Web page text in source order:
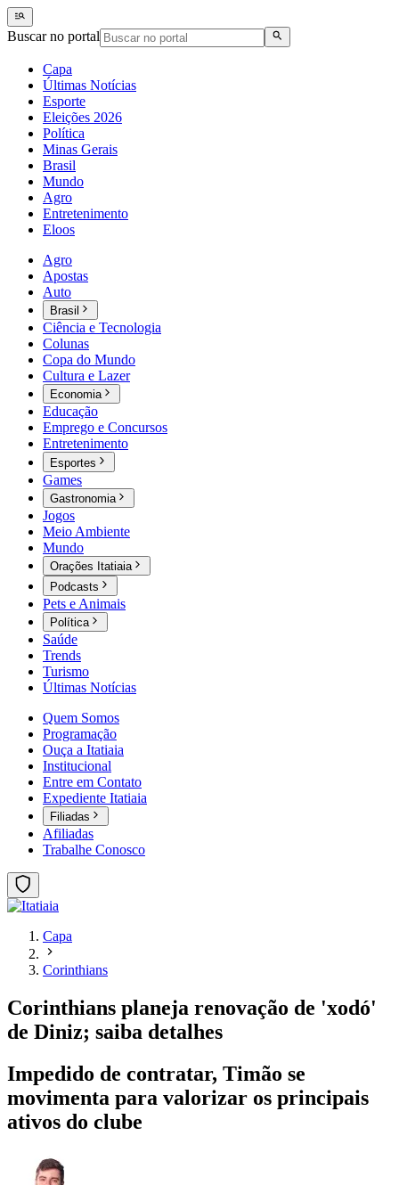
Buscar no portal
Capa
Últimas Notícias
Esporte
Eleições 2026
Política
Minas Gerais
Brasil
Mundo
Agro
Entretenimento
Eloos
Agro
Apostas
Auto
Brasil
Ciência e Tecnologia
Colunas
Copa do Mundo
Cultura e Lazer
Economia
Educação
Emprego e Concursos
Entretenimento
Esportes
Games
Gastronomia
Jogos
Meio Ambiente
Mundo
Orações Itatiaia
Podcasts
Pets e Animais
Política
Saúde
Trends
Turismo
Últimas Notícias
Quem Somos
Programação
Ouça a Itatiaia
Institucional
Entre em Contato
Expediente Itatiaia
Filiadas
Afiliadas
Trabalhe Conosco
Capa
Corinthians
Corinthians planeja renovação de 'xodó'
de Diniz; saiba detalhes
Impedido de contratar, Timão se
movimenta para valorizar os principais
ativos do clube